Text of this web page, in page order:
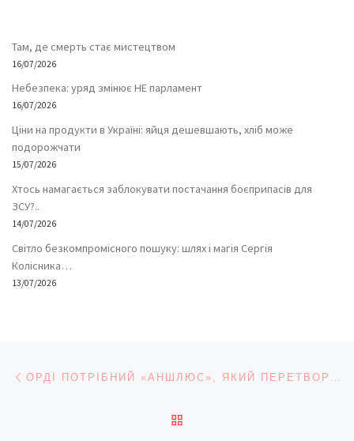
Там, де смерть стає мистецтвом
16/07/2026
Небезпека: уряд змінює НЕ парламент
16/07/2026
Ціни на продукти в Україні: яйця дешевшають, хліб може
подорожчати
15/07/2026
Хтось намагається заблокувати постачання боєприпасів для
ЗСУ?..
14/07/2026
Світло безкомпромісного пошуку: шлях і магія Сергія
Колісника…
13/07/2026
Навігація записів